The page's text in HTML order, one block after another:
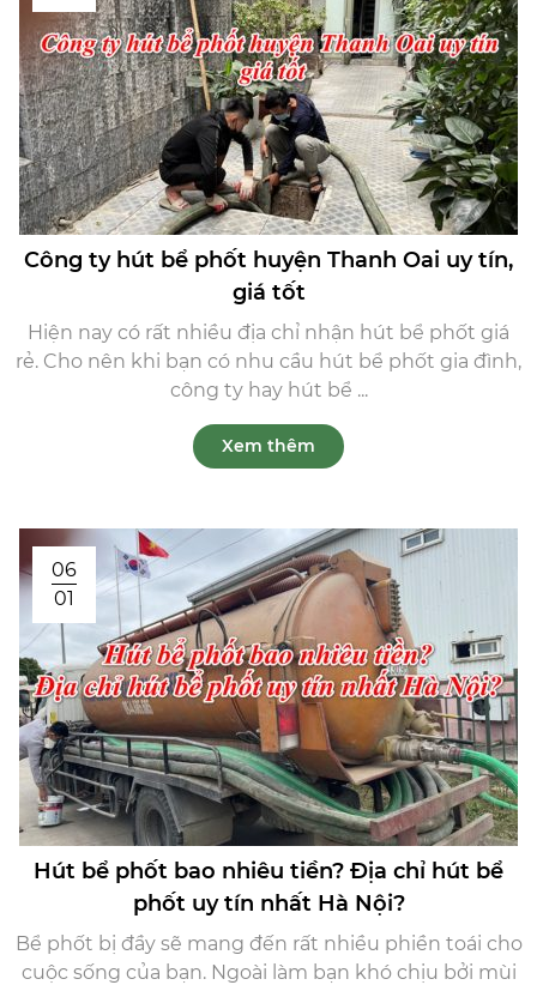
Công ty hút bể phốt huyện Thanh Oai uy tín,
giá tốt
Hiện nay có rất nhiều địa chỉ nhận hút bể phốt giá
rẻ. Cho nên khi bạn có nhu cầu hút bể phốt gia đình,
công ty hay hút bể ...
Xem thêm
06
01
Hút bể phốt bao nhiêu tiền? Địa chỉ hút bể
phốt uy tín nhất Hà Nội?
Bể phốt bị đầy sẽ mang đến rất nhiều phiền toái cho
cuộc sống của bạn. Ngoài làm bạn khó chịu bởi mùi